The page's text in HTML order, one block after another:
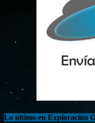
Lo último en Exploración